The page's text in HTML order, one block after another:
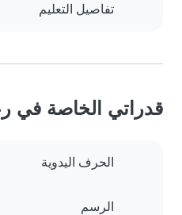
تفاصيل التعليم
قدراتي الخاصة في
الحرف اليدوية
الرسم